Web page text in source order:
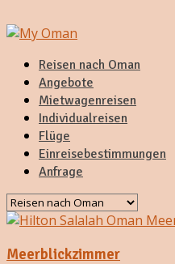
Reisen nach Oman
Angebote
Mietwagenreisen
Individualreisen
Flüge
Einreisebestimmungen
Anfrage
Meerblickzimmer